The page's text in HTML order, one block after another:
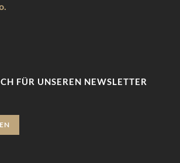
FÜR UNSEREN NEWSLETTER